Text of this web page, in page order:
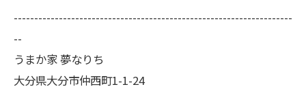
--------------------------------------------------------------------
--
うまか家 夢なりち
大分県大分市仲西町1-1-24